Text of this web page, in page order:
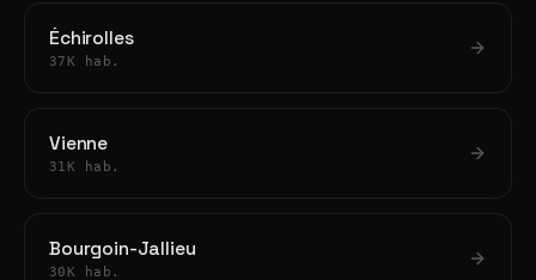
Échirolles
37K hab.
Vienne
31K hab.
Bourgoin-Jallieu
30K hab.